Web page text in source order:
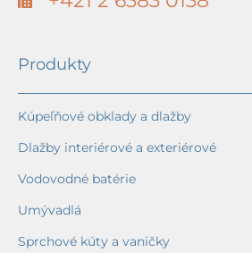
Produkty
Kúpeľňové obklady a dlažby
Dlažby interiérové a exteriérové
Vodovodné batérie
Umývadlá
Sprchové kúty a vaničky